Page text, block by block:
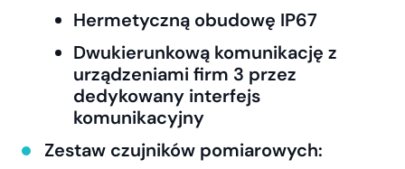
Hermetyczną obudowę IP67
Dwukierunkową komunikację z
urządzeniami firm 3 przez
dedykowany interfejs
komunikacyjny
Zestaw czujników pomiarowych: